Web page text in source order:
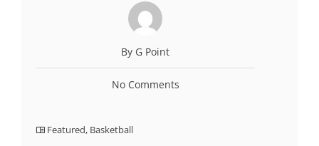
By G Point
No Comments
Featured, Basketball